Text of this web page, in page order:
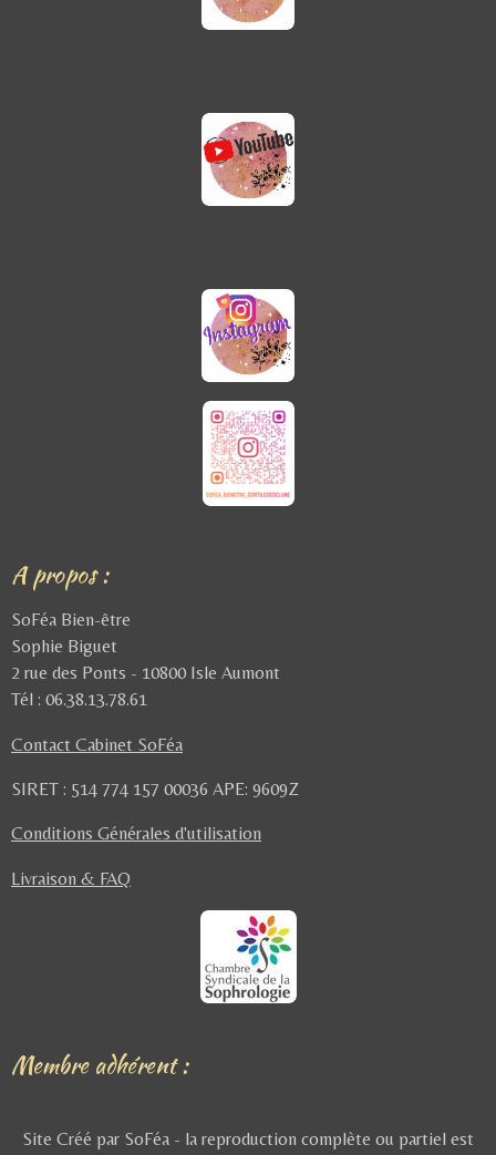
A propos :
SoFéa Bien-être
Sophie Biguet
2 rue des Ponts - 10800 Isle Aumont
Tél : 06.38.13.78.61
Contact Cabinet SoFéa
SIRET : 514 774 157 00036 APE: 9609Z
Conditions Générales d'utilisation
Livraison & FAQ
Membre adhérent :
Site Créé par SoFéa - la reproduction complète ou partiel est